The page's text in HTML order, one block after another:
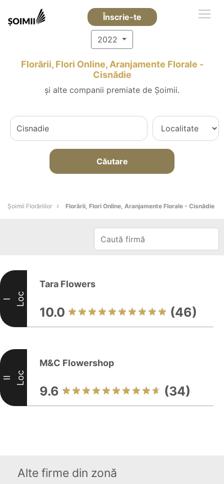
Înscrie-te
2022
Florării, Flori Online, Aranjamente Florale -
Cisnădie
și alte companii premiate de Șoimii.
Căutare
Șoimii Florăriilor Florării, Flori Online, Aranjamente Florale - Cisnădie
I Loc
Tara Flowers
10.0 (46)
II Loc
M&C Flowershop
9.6 (34)
Alte firme din zonă